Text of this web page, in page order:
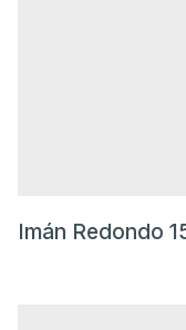
Imán Redondo